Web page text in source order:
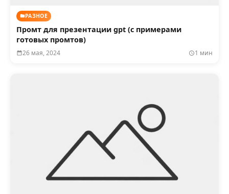
РАЗНОЕ
Промт для презентации gpt (с примерами
готовых промтов)
26 мая, 2024 1 мин